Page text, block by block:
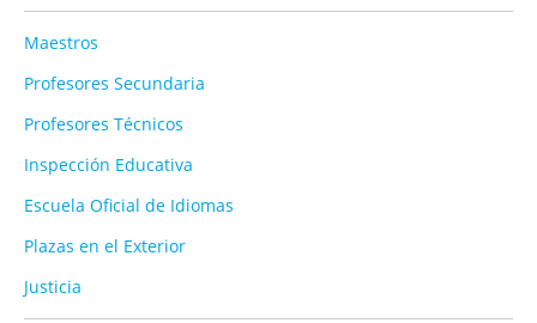
Maestros
Profesores Secundaria
Profesores Técnicos
Inspección Educativa
Escuela Oficial de Idiomas
Plazas en el Exterior
Justicia